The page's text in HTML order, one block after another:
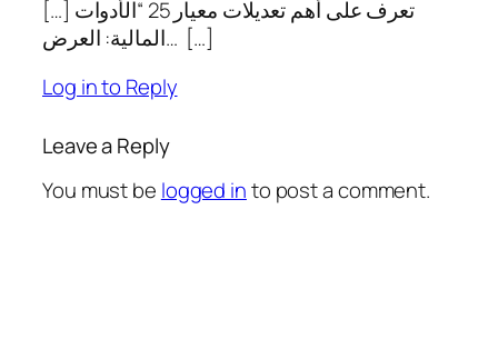
[…] تعرف على أهم تعديلات معيار 25 “الأدوات
المالية: العرض… […]
Log in to Reply
Leave a Reply
You must be logged into post a comment.